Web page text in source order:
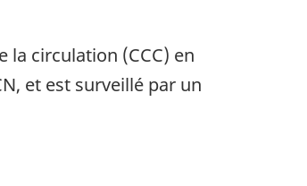
circulation (CCC) en
et est surveillé par un